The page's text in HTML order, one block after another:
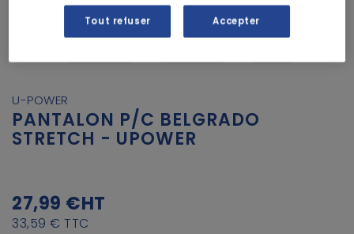
U-POWER
PANTALON P/C BELGRADO
STRETCH - UPOWER
27,99 €HT
33,59 € TTC
Tout refuser Accepter